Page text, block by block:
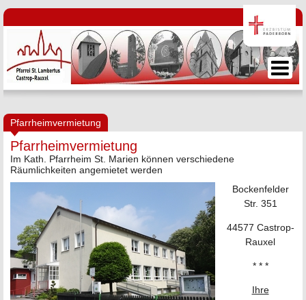
Pfarrheimvermietung
Pfarrheimvermietung
Im Kath. Pfarrheim St. Marien können verschiedene
Räumlichkeiten angemietet werden
Bockenfelder
Str. 351
44577 Castrop-
Rauxel
* * *
Ihre